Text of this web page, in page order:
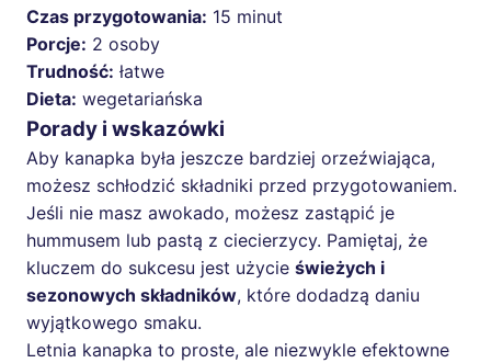
Czas przygotowania: 15 minut
Porcje: 2 osoby
Trudność: łatwe
Dieta: wegetariańska
Porady i wskazówki
Aby kanapka była jeszcze bardziej orzeźwiająca,
możesz schłodzić składniki przed przygotowaniem.
Jeśli nie masz awokado, możesz zastąpić je
hummusem lub pastą z ciecierzycy. Pamiętaj, że
kluczem do sukcesu jest użycie świeżych i
sezonowych składników, które dodadzą daniu
wyjątkowego smaku.
Letnia kanapka to proste, ale niezwykle efektowne